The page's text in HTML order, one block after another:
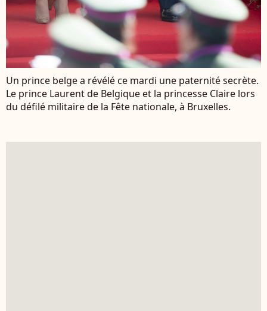
Un prince belge a révélé ce mardi une paternité secrète.
Le prince Laurent de Belgique et la princesse Claire lors
du défilé militaire de la Fête nationale, à Bruxelles.